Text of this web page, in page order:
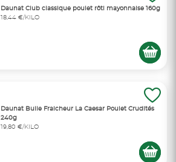
Daunat Club classique poulet rôti mayonnaise 160g
18,44 €/KILO
Daunat Bulle Fraicheur La Caesar Poulet Crudités
240g
19,80 €/KILO